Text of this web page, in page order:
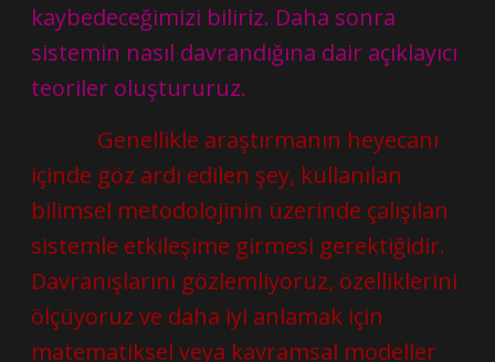
kaybedeceğimizi biliriz. Daha sonra
sistemin nasıl davrandığına dair açıklayıcı
teoriler oluştururuz.
Genellikle araştırmanın heyecanı
içinde göz ardı edilen şey, kullanılan
bilimsel metodolojinin üzerinde çalışılan
sistemle etkileşime girmesi gerektiğidir.
Davranışlarını gözlemliyoruz, özelliklerini
ölçüyoruz ve daha iyi anlamak için
matematiksel veya kavramsal modeller